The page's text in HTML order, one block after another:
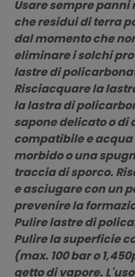
Usare sempre
che residui di terra
dal momento che
eliminare i solchi
lastre di
Risciacquare la
la lastra di
sapone delicato o di
compatibile e
morbido o una
traccia di sporco.
e asciugare con un
prevenire la
Pulire lastre di
Pulire la superficie
(max. 100 bar o
getto di vapore.